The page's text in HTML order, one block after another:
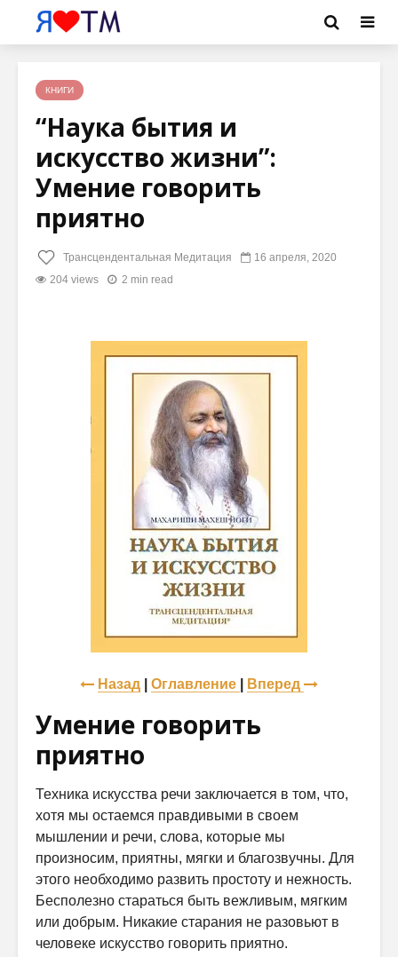
КНИГИ
“Наука бытия и
искусство жизни”:
Умение говорить
приятно
Трансцендентальная Медитация
16 апреля, 2020
204 views
2 min read
Назад Оглавление Вперед
Умение говорить
приятно
Техника искусства речи заключается в том, что,
хотя мы остаемся правдивыми в своем
мышлении и речи, слова, которые мы
произносим, приятны, мягки и благозвучны. Для
этого необходимо развить простоту и нежность.
Бесполезно стараться быть вежливым, мягким
или добрым. Никакие старания не разовьют в
человеке искусство говорить приятно.